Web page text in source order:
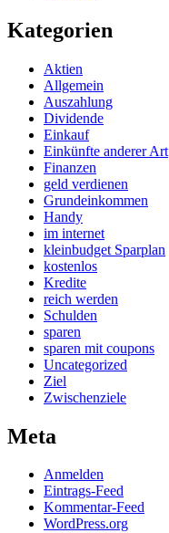
Kategorien
Aktien
Allgemein
Auszahlung
Dividende
Einkauf
Einkünfte anderer Art
Finanzen
geld verdienen
Grundeinkommen
Handy
im internet
kleinbudget Sparplan
kostenlos
Kredite
reich werden
Schulden
sparen
sparen mit coupons
Uncategorized
Ziel
Zwischenziele
Meta
Anmelden
Eintrags-Feed
Kommentar-Feed
WordPress.org